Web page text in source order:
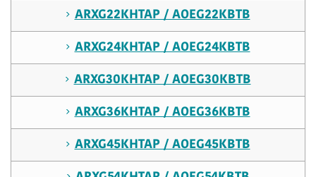
ARXG22KHTAP / AOEG22KBTB
ARXG24KHTAP / AOEG24KBTB
ARXG30KHTAP / AOEG30KBTB
ARXG36KHTAP / AOEG36KBTB
ARXG45KHTAP / AOEG45KBTB